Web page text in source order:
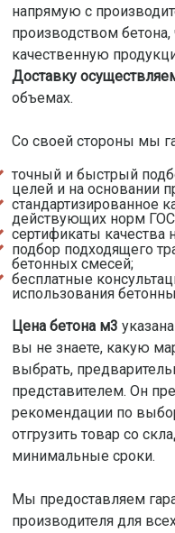
напрямую с
производством бетона,
качественную
Доставку
объемах.
Со своей стороны мы
точный и быстрый
целей и на основании
стандартизированное
действующих норм
сертификаты качества
подбор подходящего
бетонных смесей;
бесплатные
использования
Цена бетона м3
вы не знаете, какую
выбрать,
представителем. Он
рекомендации по
отгрузить товар со
минимальные сроки.
Мы предоставляем
производителя для